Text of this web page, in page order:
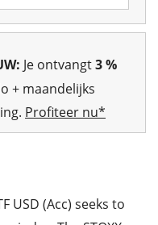
Je ontvangt3 %
+ maandelijks
Profiteer nu*
USD (Acc) seeks to